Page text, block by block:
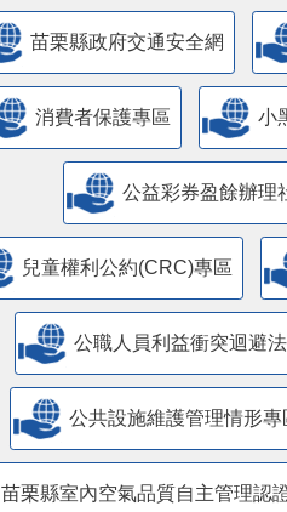
苗栗縣政府交通安全網
消費者保護專區 小
公益彩券盈餘辦理
兒童權利公約(CRC)專區
公職人員利益衝突迴避
公共設施維護管理情形專
苗栗縣室內空氣品質自主管理認